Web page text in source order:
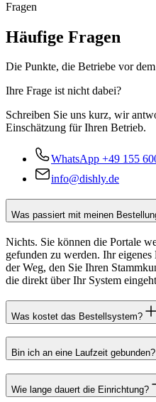
Fragen
Häufige Fragen
Die Punkte, die Betriebe vor
Ihre Frage ist nicht dabei?
Schreiben Sie uns kurz, wir
Einschätzung für Ihren Betrieb.
WhatsApp +49 155
info@dishly.de
Was passiert mit meinen
Nichts. Sie können die Portale
gefunden zu werden. Ihr
der Weg, den Sie Ihren
die direkt über Ihr System
Was kostet das Bestellsystem?
Bin ich an eine Laufzeit gebunden?
Wie lange dauert die Einrichtung?